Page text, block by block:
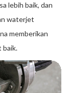
lebih baik, dan
waterjet
memberikan
baik.